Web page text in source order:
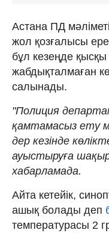
Астана ПД
жол қозғалысы
бұл кезеңде
жабдықталмаған
салынады.
"Полиция
қамтамасыз ету
дер кезінде
ауыстыруға
хабарламада.
Айта кетейік,
ашық болады деп
температурасы 2